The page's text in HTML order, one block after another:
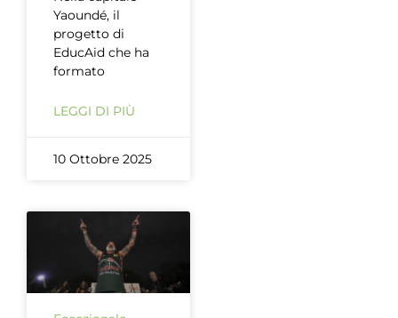
Yaoundé, il
progetto di
EducAid che ha
formato
LEGGI DI PIÙ
10 Ottobre 2025